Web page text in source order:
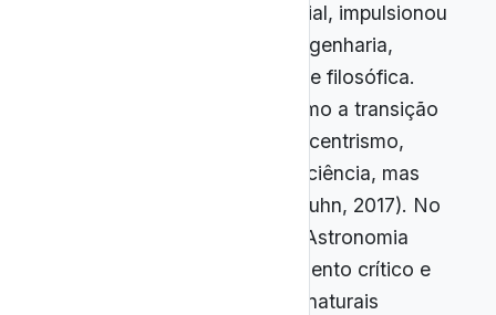
Além de organizar a vida social, impulsionou
áreas como Matemática e Engenharia,
mantendo relevância cultural e filosófica.
Mudanças de paradigma, como a transição
do geocentrismo para o heliocentrismo,
transformaram não apenas a ciência, mas
também a visão de mundo (Kuhn, 2017). No
cenário educacional atual, a Astronomia
estimula curiosidade, pensamento crítico e
compreensão de fenômenos naturais